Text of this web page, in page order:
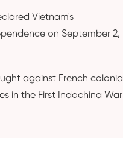
Vietnam's
on September 2,
against French colonial
in the First Indochina War